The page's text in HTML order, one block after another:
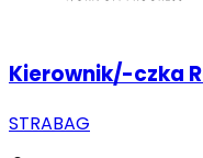
Kierownik/-czka
STRABAG